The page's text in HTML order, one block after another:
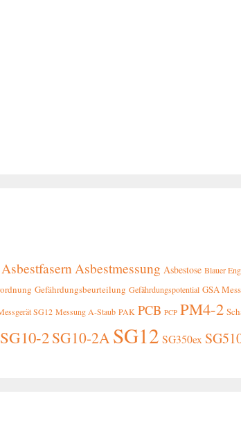
AsbestfasernAsbestmessung Asbestose Blauer
Gefährdungsbeurteilung Gefährdungspotential GSA
SG12 Messung A-Staub PAK PCB PCP PM4-2
SG10-2SG10-2A SG12 SG350ex